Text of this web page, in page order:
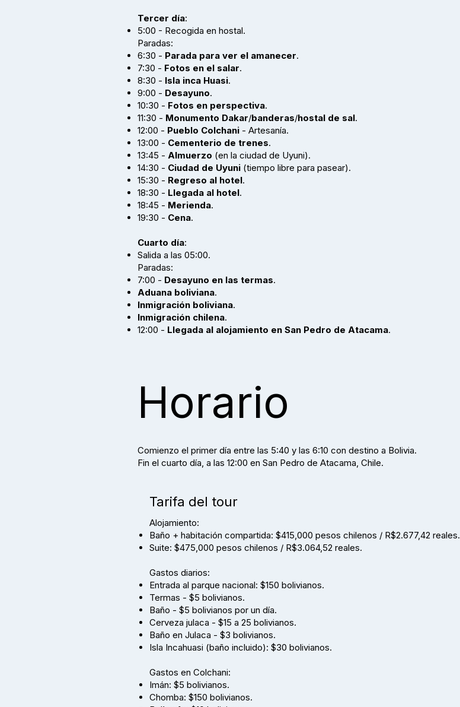
Tercer día:
5:00 - Recogida en hostal.
Paradas:
6:30 - Parada para ver el amanecer.
7:30 - Fotos en el salar.
8:30 - Isla inca Huasi.
9:00 - Desayuno.
10:30 - Fotos en perspectiva.
11:30 - Monumento Dakar/banderas/hostal de sal.
12:00 - Pueblo Colchani - Artesanía.
13:00 - Cementerio de trenes.
13:45 - Almuerzo (en la ciudad de Uyuni).
14:30 - Ciudad de Uyuni (tiempo libre para pasear).
15:30 - Regreso al hotel.
18:30 - Llegada al hotel.
18:45 - Merienda.
19:30 - Cena.
Cuarto día:
Salida a las 05:00.
Paradas:
7:00 - Desayuno en las termas.
Aduana boliviana.
Inmigración boliviana.
Inmigración chilena.
12:00 - Llegada al alojamiento en San Pedro de Atacama.
Horario
Comienzo el primer día entre las 5:40 y las 6:10 con destino a Bolivia.
Fin el cuarto día, a las 12:00 en San Pedro de Atacama, Chile.
Tarifa del tour
Alojamiento:
Baño + habitación compartida: $415,000 pesos chilenos / R$2.677,42 reales.
Suite: $475,000 pesos chilenos / R$3.064,52 reales.
Gastos diarios:
Entrada al parque nacional: $150 bolivianos.
Termas - $5 bolivianos.
Baño - $5 bolivianos por un día.
Cerveza julaca - $15 a 25 bolivianos.
Baño en Julaca - $3 bolivianos.
Isla Incahuasi (baño incluido): $30 bolivianos.
Gastos en Colchani:
Imán: $5 bolivianos.
Chomba: $150 bolivianos.